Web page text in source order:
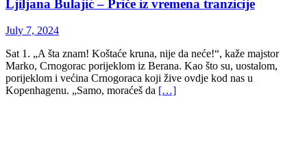
Ljiljana Bulajić – Priče iz vremena tranzicije
July 7, 2024
Sat 1. „A šta znam! Koštaće kruna, nije da neće!“, kaže majstor
Marko, Crnogorac porijeklom iz Berana. Kao što su, uostalom,
porijeklom i većina Crnogoraca koji žive ovdje kod nas u
Kopenhagenu. „Samo, moraćeš da […]